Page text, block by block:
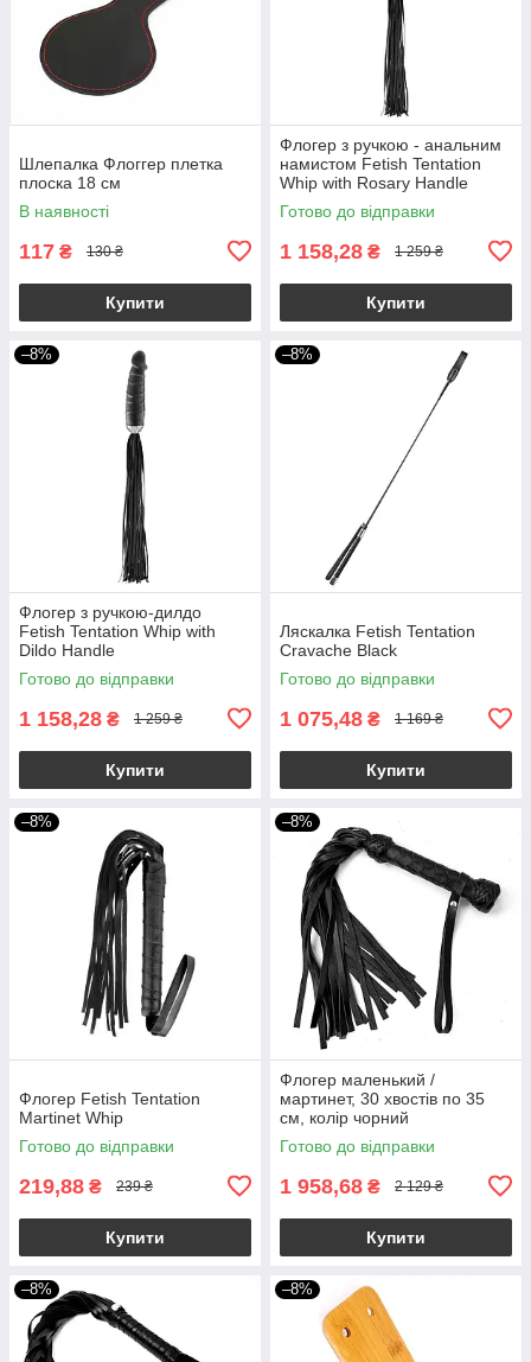
Шлепалка Флоггер плетка
плоска 18 см
В наявності
117 ₴ 130 ₴
Купити
Флогер з ручкою - анальним
намистом Fetish Tentation
Whip with Rosary Handle
Готово до відправки
1 158,28 ₴ 1 259 ₴
Купити
–8%
Флогер з ручкою-дилдо
Fetish Tentation Whip with
Dildo Handle
Готово до відправки
1 158,28 ₴ 1 259 ₴
Купити
–8%
Ляскалка Fetish Tentation
Cravache Black
Готово до відправки
1 075,48 ₴ 1 169 ₴
Купити
–8%
Флогер Fetish Tentation
Martinet Whip
Готово до відправки
219,88 ₴ 239 ₴
Купити
–8%
Флогер маленький /
мартинет, 30 хвостів по 35
см, колір чорний
Готово до відправки
1 958,68 ₴ 2 129 ₴
Купити
–8% –8%